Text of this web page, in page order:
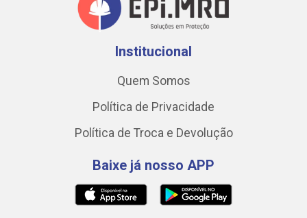
Institucional
Quem Somos
Política de Privacidade
Política de Troca e Devolução
Baixe já nosso APP